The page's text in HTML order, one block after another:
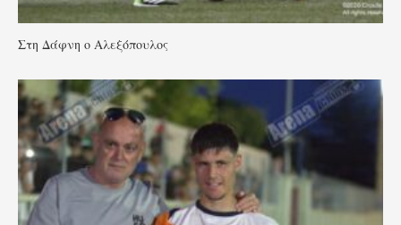
Στη Δάφνη ο Αλεξόπουλος